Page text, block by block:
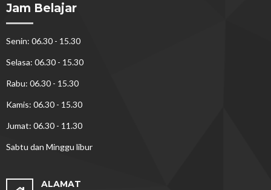
Jam Belajar
Senin: 06.30 - 15.30
Selasa: 06.30 - 15.30
Rabu: 06.30 - 15.30
Kamis: 06.30 - 15.30
Jumat: 06.30 - 11.30
Sabtu dan Minggu libur
ALAMAT